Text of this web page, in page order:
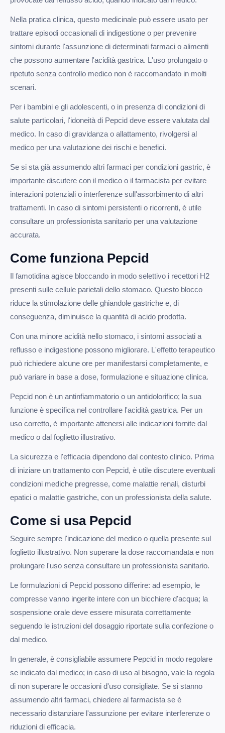
Nella pratica clinica, questo medicinale può essere usato per
trattare episodi occasionali di indigestione o per prevenire
sintomi durante l'assunzione di determinati farmaci o alimenti
che possono aumentare l'acidità gastrica. L'uso prolungato o
ripetuto senza controllo medico non è raccomandato in molti
scenari.
Per i bambini e gli adolescenti, o in presenza di condizioni di
salute particolari, l'idoneità di Pepcid deve essere valutata dal
medico. In caso di gravidanza o allattamento, rivolgersi al
medico per una valutazione dei rischi e benefici.
Se si sta già assumendo altri farmaci per condizioni gastric, è
importante discutere con il medico o il farmacista per evitare
interazioni potenziali o interferenze sull'assorbimento di altri
trattamenti. In caso di sintomi persistenti o ricorrenti, è utile
consultare un professionista sanitario per una valutazione
accurata.
Come funziona Pepcid
Il famotidina agisce bloccando in modo selettivo i recettori H2
presenti sulle cellule parietali dello stomaco. Questo blocco
riduce la stimolazione delle ghiandole gastriche e, di
conseguenza, diminuisce la quantità di acido prodotta.
Con una minore acidità nello stomaco, i sintomi associati a
reflusso e indigestione possono migliorare. L'effetto terapeutico
può richiedere alcune ore per manifestarsi completamente, e
può variare in base a dose, formulazione e situazione clinica.
Pepcid non è un antinfiammatorio o un antidolorifico; la sua
funzione è specifica nel controllare l'acidità gastrica. Per un
uso corretto, è importante attenersi alle indicazioni fornite dal
medico o dal foglietto illustrativo.
La sicurezza e l'efficacia dipendono dal contesto clinico. Prima
di iniziare un trattamento con Pepcid, è utile discutere eventuali
condizioni mediche pregresse, come malattie renali, disturbi
epatici o malattie gastriche, con un professionista della salute.
Come si usa Pepcid
Seguire sempre l'indicazione del medico o quella presente sul
foglietto illustrativo. Non superare la dose raccomandata e non
prolungare l'uso senza consultare un professionista sanitario.
Le formulazioni di Pepcid possono differire: ad esempio, le
compresse vanno ingerite intere con un bicchiere d'acqua; la
sospensione orale deve essere misurata correttamente
seguendo le istruzioni del dosaggio riportate sulla confezione o
dal medico.
In generale, è consigliabile assumere Pepcid in modo regolare
se indicato dal medico; in caso di uso al bisogno, vale la regola
di non superare le occasioni d'uso consigliate. Se si stanno
assumendo altri farmaci, chiedere al farmacista se è
necessario distanziare l'assunzione per evitare interferenze o
riduzioni di efficacia.